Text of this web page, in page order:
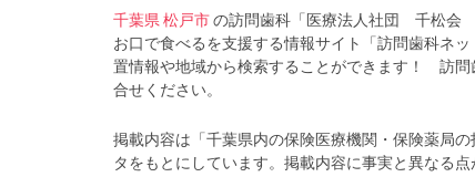
千葉県 松戸市の訪問歯科「医療法人社団 千松会
お口で食べるを支援する情報サイト「訪問歯科ネ
置情報や地域から検索することができます！ 訪
合せください。
掲載内容は「千葉県内の保険医療機関・保険薬局の
タをもとにしています。掲載内容に事実と異なる点